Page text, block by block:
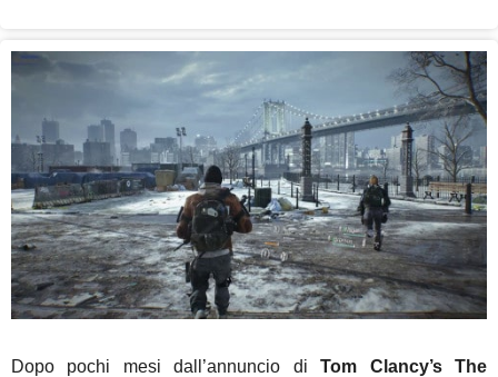
Dopo pochi mesi dall’annuncio diTom Clancy’s The